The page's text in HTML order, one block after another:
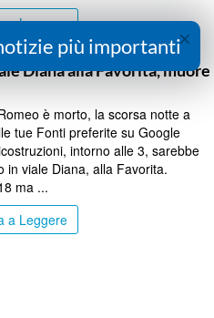
a Leggere
Diana alla Favorita, muore
è morto, la scorsa notte a
tue Fonti preferite su Google
intorno alle 3, sarebbe
in viale Diana, alla Favorita.
ma ...
a Leggere
×
più importanti